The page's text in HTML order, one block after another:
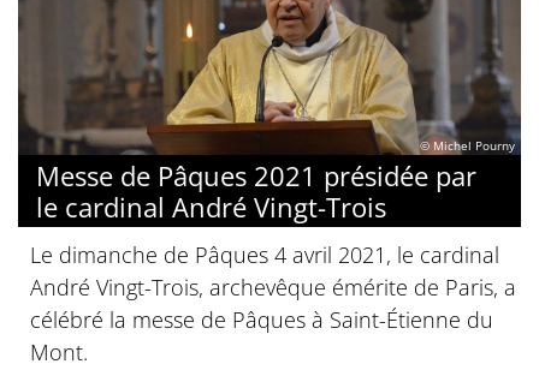
© Michel Pourny
Messe de Pâques 2021 présidée par
le cardinal André Vingt-Trois
Le dimanche de Pâques 4 avril 2021, le cardinal
André Vingt-Trois, archevêque émérite de Paris, a
célébré la messe de Pâques à Saint-Étienne du
Mont.